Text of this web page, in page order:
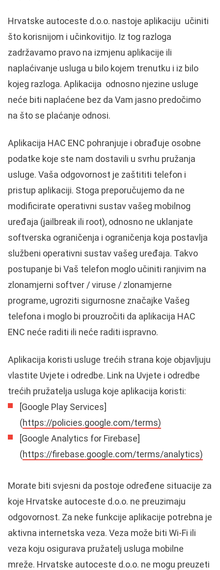
Hrvatske autoceste d.o.o. nastoje aplikaciju učiniti
što korisnijom i učinkovitijo. Iz tog razloga
zadržavamo pravo na izmjenu aplikacije ili
naplaćivanje usluga u bilo kojem trenutku i iz bilo
kojeg razloga. Aplikacija odnosno njezine usluge
neće biti naplaćene bez da Vam jasno predočimo
na što se plaćanje odnosi.
Aplikacija HAC ENC pohranjuje i obrađuje osobne
podatke koje ste nam dostavili u svrhu pružanja
usluge. Vaša odgovornost je zaštititi telefon i
pristup aplikaciji. Stoga preporučujemo da ne
modificirate operativni sustav vašeg mobilnog
uređaja (jailbreak ili root), odnosno ne uklanjate
softverska ograničenja i ograničenja koja postavlja
službeni operativni sustav vašeg uređaja. Takvo
postupanje bi Vaš telefon moglo učiniti ranjivim na
zlonamjerni softver / viruse / zlonamjerne
programe, ugroziti sigurnosne značajke Vašeg
telefona i moglo bi prouzročiti da aplikacija HAC
ENC neće raditi ili neće raditi ispravno.
Aplikacija koristi usluge trećih strana koje objavljuju
vlastite Uvjete i odredbe. Link na Uvjete i odredbe
trećih pružatelja usluga koje aplikacija koristi:
[Google Play Services]
(https://policies.google.com/terms)
[Google Analytics for Firebase]
(https://firebase.google.com/terms/analytics)
Morate biti svjesni da postoje određene situacije za
koje Hrvatske autoceste d.o.o. ne preuzimaju
odgovornost. Za neke funkcije aplikacije potrebna je
aktivna internetska veza. Veza može biti Wi-Fi ili
veza koju osigurava pružatelj usluga mobilne
mreže. Hrvatske autoceste d.o.o. ne mogu preuzeti